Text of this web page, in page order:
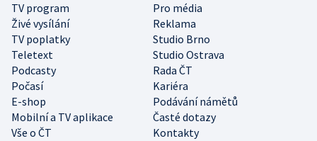
TV program
Pro média
Živé vysílání
Reklama
TV poplatky
Studio Brno
Teletext
Studio Ostrava
Podcasty
Rada ČT
Počasí
Kariéra
E-shop
Podávání námětů
Mobilní a TV aplikace
Časté dotazy
Vše o ČT
Kontakty